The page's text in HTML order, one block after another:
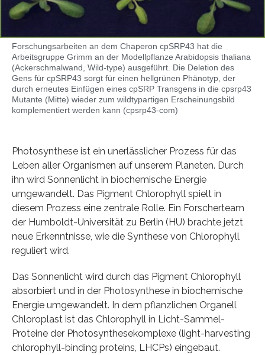
Forschungsarbeiten an dem Chaperon cpSRP43 hat die
Arbeitsgruppe Grimm an der Modellpflanze Arabidopsis thaliana
(Ackerschmalwand, Wild-type) ausgeführt. Die Deletion des
Gens für cpSRP43 sorgt für einen hellgrünen Phänotyp, der
durch erneutes Einfügen eines cpSRP Transgens in die cpsrp43
Mutante (Mitte) wieder zum wildtypartigen Erscheinungsbild
komplementiert werden kann (cpsrp43-com)
Photosynthese ist ein unerlässlicher Prozess für das
Leben aller Organismen auf unserem Planeten. Durch
ihn wird Sonnenlicht in biochemische Energie
umgewandelt. Das Pigment Chlorophyll spielt in
diesem Prozess eine zentrale Rolle. Ein Forscherteam
der Humboldt-Universität zu Berlin (HU) brachte jetzt
neue Erkenntnisse, wie die Synthese von Chlorophyll
reguliert wird.
Das Sonnenlicht wird durch das Pigment Chlorophyll
absorbiert und in der Photosynthese in biochemische
Energie umgewandelt. In dem pflanzlichen Organell
Chloroplast ist das Chlorophyll in Licht-Sammel-
Proteine der Photosynthesekomplexe (light-harvesting
chlorophyll-binding proteins, LHCPs) eingebaut.